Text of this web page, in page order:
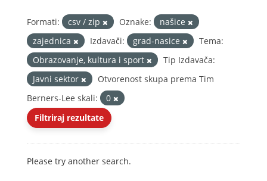
Formati: csv / zip Oznake:
našice
zajednica
Izdavači: grad-nasice
Tema:
Obrazovanje, kultura i sport
Tip Izdavača:
Javni sektor
Otvorenost skupa prema Tim
Berners-Lee skali:
0
Filtriraj rezultate
Please try another search.